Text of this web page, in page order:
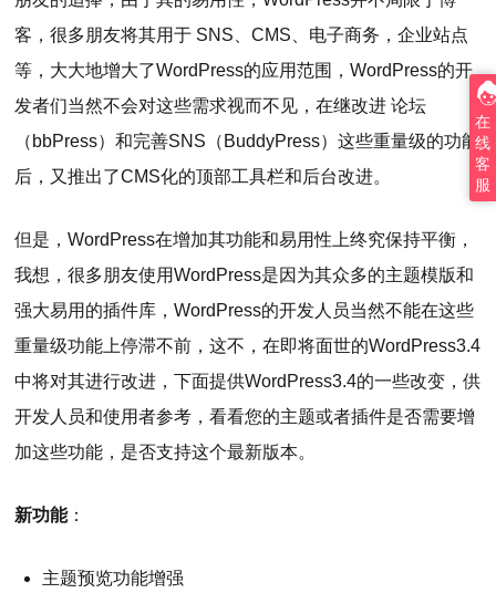
客，很多朋友将其用于 SNS、CMS、电子商务，企业站点
等，大大地增大了WordPress的应用范围，WordPress的开
发者们当然不会对这些需求视而不见，在继改进 论坛
（bbPress）和完善SNS（BuddyPress）这些重量级的功能
后，又推出了CMS化的顶部工具栏和后台改进。
但是，WordPress在增加其功能和易用性上终究保持平衡，
我想，很多朋友使用WordPress是因为其众多的主题模版和
强大易用的插件库，WordPress的开发人员当然不能在这些
重量级功能上停滞不前，这不，在即将面世的WordPress3.4
中将对其进行改进，下面提供WordPress3.4的一些改变，供
开发人员和使用者参考，看看您的主题或者插件是否需要增
加这些功能，是否支持这个最新版本。
新功能：
主题预览功能增强
在
线
客
服